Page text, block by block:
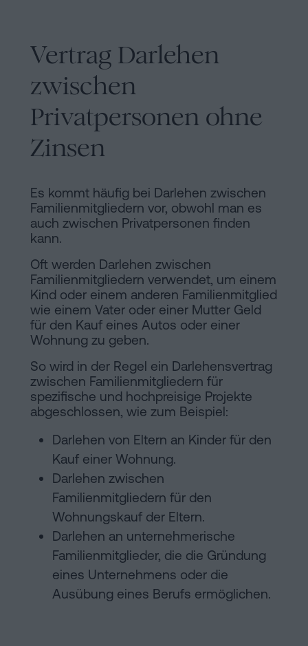
Vertrag Darlehen
zwischen
Privatpersonen ohne
Zinsen
Es kommt häufig bei Darlehen zwischen
Familienmitgliedern vor, obwohl man es
auch zwischen Privatpersonen finden
kann.
Oft werden Darlehen zwischen
Familienmitgliedern verwendet, um einem
Kind oder einem anderen Familienmitglied
wie einem Vater oder einer Mutter Geld
für den Kauf eines Autos oder einer
Wohnung zu geben.
So wird in der Regel ein Darlehensvertrag
zwischen Familienmitgliedern für
spezifische und hochpreisige Projekte
abgeschlossen, wie zum Beispiel:
Darlehen von Eltern an Kinder für den
Kauf einer Wohnung.
Darlehen zwischen
Familienmitgliedern für den
Wohnungskauf der Eltern.
Darlehen an unternehmerische
Familienmitglieder, die die Gründung
eines Unternehmens oder die
Ausübung eines Berufs ermöglichen.